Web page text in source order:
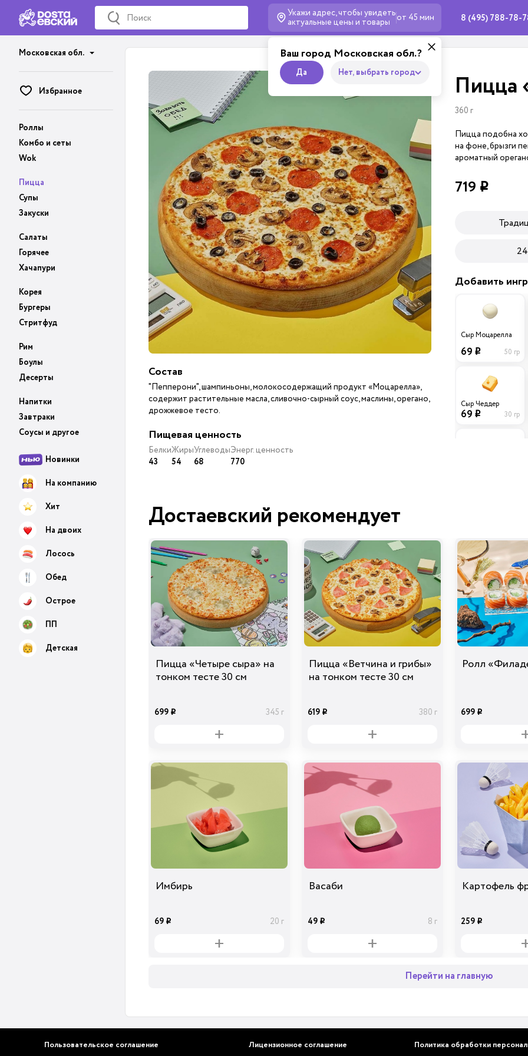
Укажи адрес, чтобы увидеть
актуальные цены и товары от 45 мин
Ваш город Московская обл.?
Да Нет, выбрать город
8 (495) 788-78-
Московская обл.
Избранное
Роллы
Комбо и сеты
Wok
Пицца
Супы
Закуски
Салаты
Горячее
Хачапури
Корея
Бургеры
Стритфуд
Рим
Боулы
Десерты
Напитки
Завтраки
Соусы и другое
Новинки
На компанию
Хит
На двоих
Лосось
Обед
Острое
ПП
Детская
Состав
"Пепперони", шампиньоны, молокосодержащий продукт «Моцарелла»,
содержит растительные масла, сливочно-сырный соус, маслины, орегано,
дрожжевое тесто.
Пищевая ценность
Белки
43
Жиры
54
Углеводы
68
Энерг. ценность
770
Пицца
360 г
Пицца подобна
на фоне, брызги
ароматный
719 i
Добавить
Сыр Моцарелла
69 i 50 гр
Сыр Чеддер
69 i 30 гр
Маслины черные
б/к
39i 20 гр
Сыр Дор-Блю
39i 10 гр
Достаевский рекомендует
Пицца «Четыре сыра» на
тонком тесте 30 см
699 i 345 г
Пицца «Ветчина и грибы»
на тонком тесте 30 см
619 i 380 г
Ролл
699 i
Имбирь
69 i 20 г
Васаби
49 i 8 г
Картофель
259 i
Перейти на главную
Пользовательское соглашение Лицензионное соглашение Политика обработки